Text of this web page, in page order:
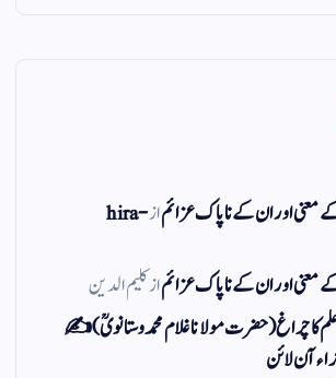
معنی اور ان کے نا پاک عزائمازhira-
معنی اور ان کے نا پاک عزائمازکلیم الدین
کا چراغ(حضرت مولانا غلام محمد وستانویؒ)✍
آن لائن